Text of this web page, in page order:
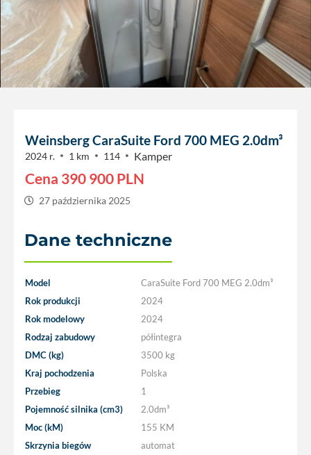
Weinsberg CaraSuite Ford 700 MEG 2.0dm³
2024 r. 1 km 114 Kamper
Cena 390 900 PLN
27 października 2025
Dane techniczne
Model
CaraSuite Ford 700 MEG 2.0dm³
Rok produkcji
2024
Rok modelowy
2024
Rodzaj zabudowy
półintegra
DMC (kg)
3500 kg
Kraj pochodzenia
Polska
Przebieg
1
Pojemność silnika (cm3)
2.0dm³
Moc (kM)
155 KM
Skrzynia biegów
automat